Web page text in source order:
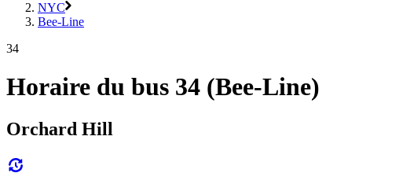
NYC
Bee-Line
34
Horaire du bus 34 (Bee-Line)
Orchard Hill